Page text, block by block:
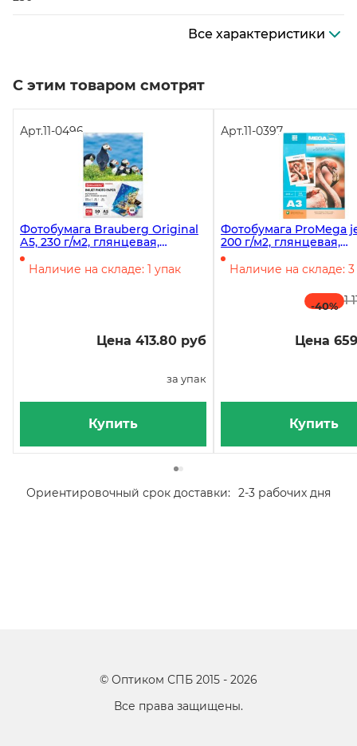
Все характеристики
С этим товаром смотрят
Арт.11-0496
Фотобумага Brauberg Original
А5, 230 г/м2, глянцевая,
односторонняя, 50 листов в
упаковке
Наличие на складе: 1 упак
Цена 413.80 руб
за упак
Купить
Арт.11-0397
Фотобумага ProMega
200 г/м2, глянцевая,
односторонняя, 50
упаковке
Наличие на складе: 3
-40% 1
Цена
Купить
Ориентировочный срок доставки: 2-3 рабочих дня
© Оптиком СПБ 2015 - 2026
Все права защищены.